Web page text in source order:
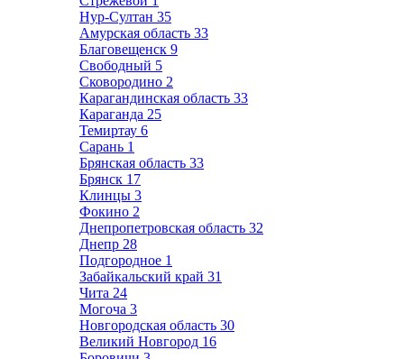
Нур-Султан 35
Амурская область 33
Благовещенск 9
Свободный 5
Сковородино 2
Карагандинская область 33
Караганда 25
Темиртау 6
Сарань 1
Брянская область 33
Брянск 17
Клинцы 3
Фокино 2
Днепропетровская область 32
Днепр 28
Подгородное 1
Забайкальский край 31
Чита 24
Могоча 3
Новгородская область 30
Великий Новгород 16